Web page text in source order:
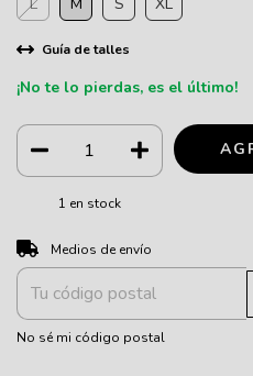
Guía de talles
¡No te lo pierdas, es el último!
1 en stock
Entregas para el CP:
Medios de envío
No sé mi código postal